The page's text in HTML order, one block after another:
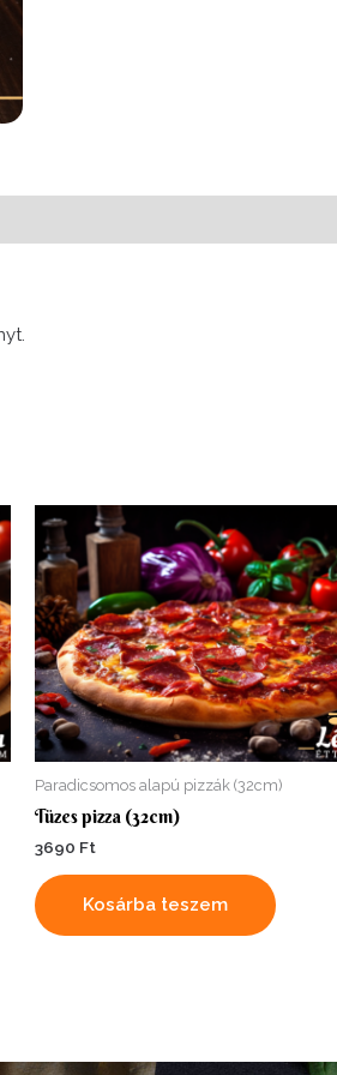
Paradicsomos alapú pizzák (32cm)
Tüzes pizza (32cm)
3690 Ft
Kosárba teszem